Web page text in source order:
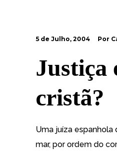
5 de Julho, 2004 Por
Justiça
cristã?
Uma juíza
mar, por ordem do